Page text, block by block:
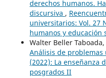
derechos humanos.
discursiva ,
universitarios: Vol. 27
humanos y educación
Walter Beller Taboada,
Análisis de problemas
(2022): La enseñanza
posgrados II